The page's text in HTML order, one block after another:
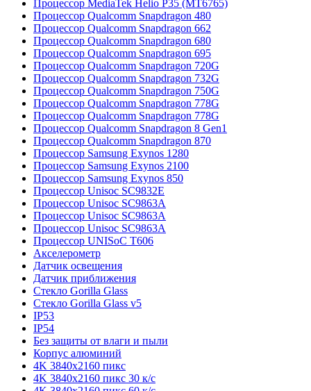
Процессор MediaTek Helio P35 (MT6765)
Процессор Qualcomm Snapdragon 480
Процессор Qualcomm Snapdragon 662
Процессор Qualcomm Snapdragon 680
Процессор Qualcomm Snapdragon 695
Процессор Qualcomm Snapdragon 720G
Процессор Qualcomm Snapdragon 732G
Процессор Qualcomm Snapdragon 750G
Процессор Qualcomm Snapdragon 778G
Процессор Qualcomm Snapdragon 778G
Процессор Qualcomm Snapdragon 8 Gen1
Процессор Qualcomm Snapdragon 870
Процессор Samsung Exynos 1280
Процессор Samsung Exynos 2100
Процессор Samsung Exynos 850
Процессор Unisoc SC9832E
Процессор Unisoc SC9863A
Процессор Unisoc SC9863A
Процессор Unisoc SC9863A
Процессор UNISoC T606
Акселерометр
Датчик освещения
Датчик приближения
Стекло Gorilla Glass
Стекло Gorilla Glass v5
IP53
IP54
Без защиты от влаги и пыли
Корпус алюминий
4K 3840x2160 пикс
4K 3840x2160 пикс 30 к/с